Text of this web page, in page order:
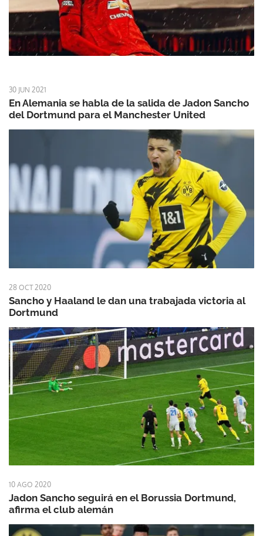
30 JUN 2021
En Alemania se habla de la salida de Jadon Sancho
del Dortmund para el Manchester United
28 OCT 2020
Sancho y Haaland le dan una trabajada victoria al
Dortmund
10 AGO 2020
Jadon Sancho seguirá en el Borussia Dortmund,
afirma el club alemán